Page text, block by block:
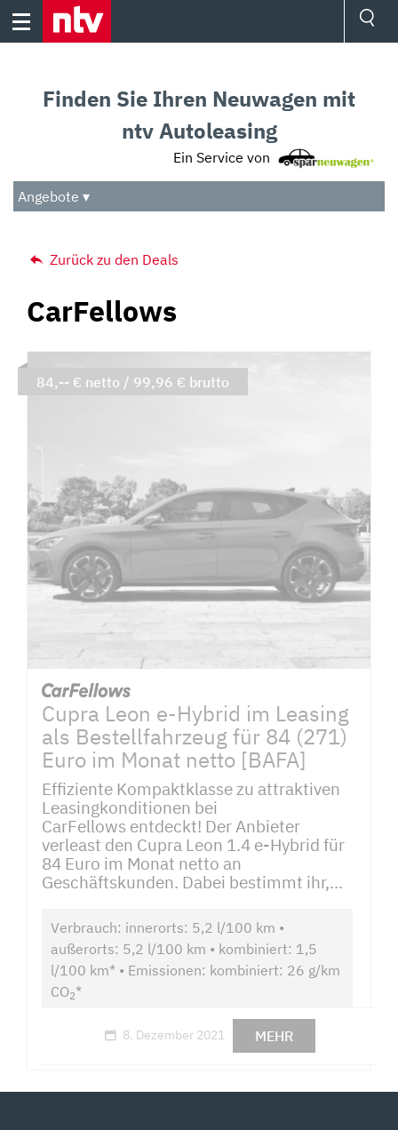
Skip
Audio
Das Beste
Finden Sie Ihren Neuwagen mit
ntv Autoleasing
Ein Service von
Angebote ▾
Zurück zu den Deals
CarFellows
Cupra Leon e-Hybrid im Leasing
als Bestellfahrzeug für 84 (271)
Euro im Monat netto [BAFA]
Effiziente Kompaktklasse zu attraktiven
Leasingkonditionen bei
CarFellows entdeckt! Der Anbieter
verleast den Cupra Leon 1.4 e-Hybrid für
84 Euro im Monat netto an
Geschäftskunden. Dabei bestimmt ihr,...
Verbrauch: innerorts: 5,2 l/100 km •
außerorts: 5,2 l/100 km • kombiniert: 1,5
l/100 km* • Emissionen: kombiniert: 26 g/km
CO2*
8. Dezember 2021 MEHR
84,-- € netto / 99,96 € brutto